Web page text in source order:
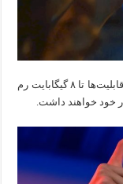
در کنار آن Mali-G77 با ۹ هسته قرار دارد. همه این قابلیت‌ها تا ۸ گیگابایت رم